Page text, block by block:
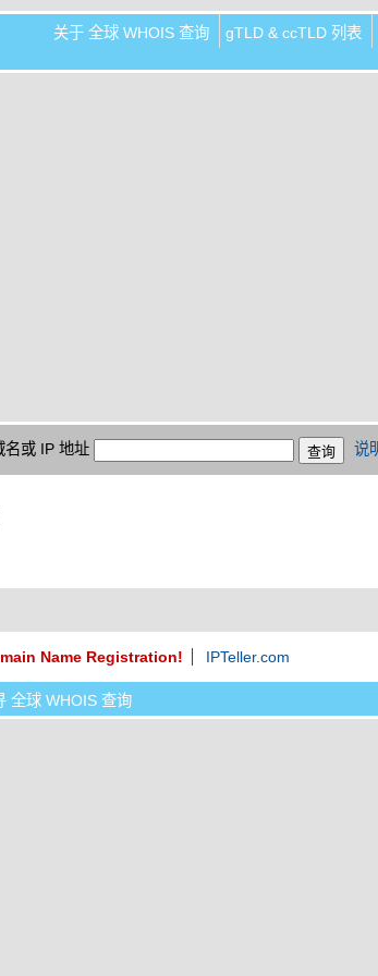
关于 全球 WHOIS 查询 gTLD & ccTLD 列表
名或 IP 地址 说
Name Registration! IPTeller.com
全球 WHOIS 查询